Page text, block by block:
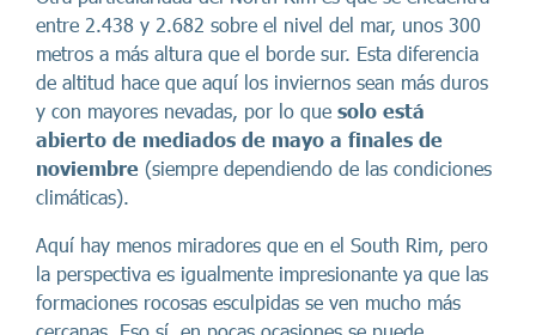
entre 2.438 y 2.682 sobre el nivel del mar, unos 300
metros a más altura que el borde sur. Esta diferencia
de altitud hace que aquí los inviernos sean más duros
y con mayores nevadas, por lo que solo está
abierto de mediados de mayo a finales de
noviembre (siempre dependiendo de las condiciones
climáticas).
Aquí hay menos miradores que en el South Rim, pero
la perspectiva es igualmente impresionante ya que las
formaciones rocosas esculpidas se ven mucho más